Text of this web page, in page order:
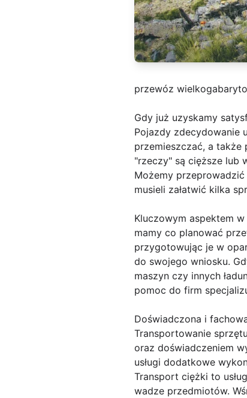
przewóz
Gdy już uzyskamy
Pojazdy zdecydowanie
przemieszczać, a także
"rzeczy" są cięższe lub
Możemy
musieli załatwić kilka
Kluczowym aspektem
mamy co planować
przygotowując je w
do swojego wniosku.
maszyn czy innych
pomoc do firm
Doświadczona i
Transportowanie
oraz doświadczeniem
usługi dodatkowe
Transport ciężki to
wadze przedmiotów.